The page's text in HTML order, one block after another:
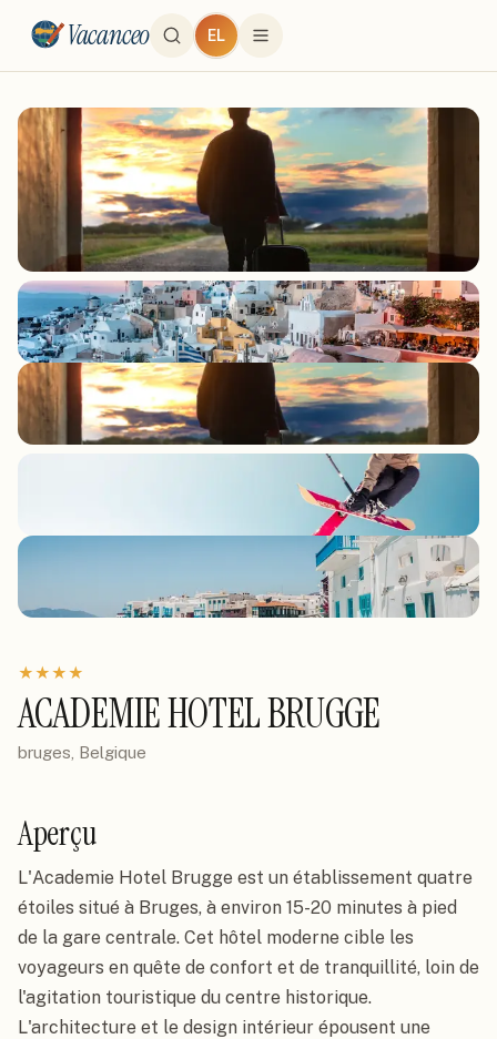
Vacanceo EL
★★★★
ACADEMIE HOTEL BRUGGE
bruges, Belgique
Aperçu
L'Academie Hotel Brugge est un établissement quatre
étoiles situé à Bruges, à environ 15-20 minutes à pied
de la gare centrale. Cet hôtel moderne cible les
voyageurs en quête de confort et de tranquillité, loin de
l'agitation touristique du centre historique.
L'architecture et le design intérieur épousent une